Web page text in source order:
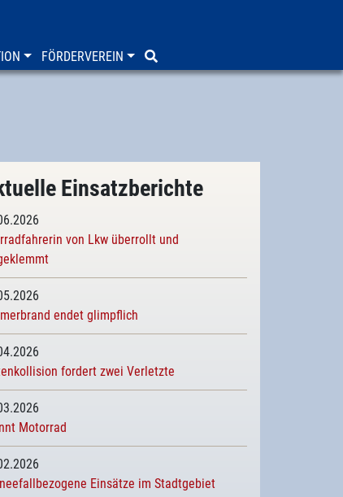
FÖRDERVEREIN
Einsatzberichte
von Lkw überrollt und
endet glimpflich
fordert zwei Verletzte
Motorrad
Einsätze im Stadtgebiet